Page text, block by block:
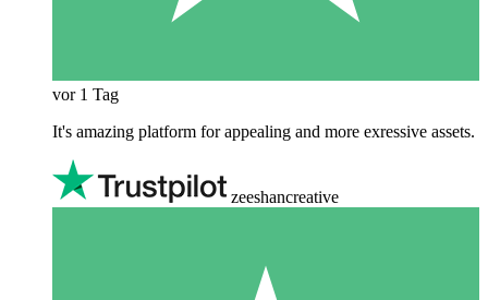
vor 1 Tag
It's amazing platform for appealing and more exressive assets.
zeeshancreative